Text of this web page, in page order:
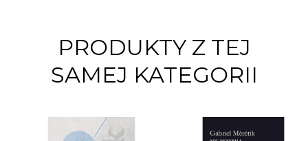
PRODUKTY Z TEJ
SAMEJ KATEGORII